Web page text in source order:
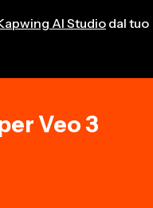
AI Studio dal tuo
Veo 3